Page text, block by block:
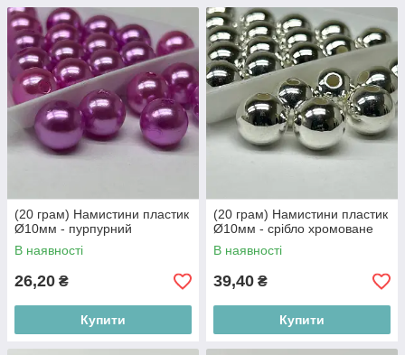
(20 грам) Намистини пластик
Ø10мм - пурпурний
В наявності
26,20 ₴
Купити
(20 грам) Намистини пластик
Ø10мм - срібло хромоване
В наявності
39,40 ₴
Купити